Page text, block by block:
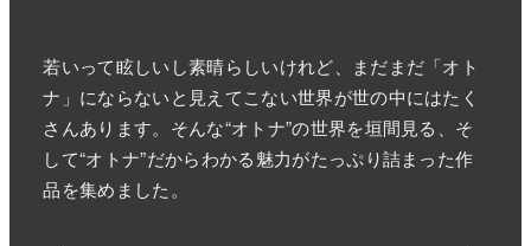
若いって眩しいし素晴らしいけれど、まだまだ「オト
ナ」にならないと見えてこない世界が世の中にはたく
さんあります。そんな“オトナ”の世界を垣間見る、そ
して“オトナ”だからわかる魅力がたっぷり詰まった作
品を集めました。